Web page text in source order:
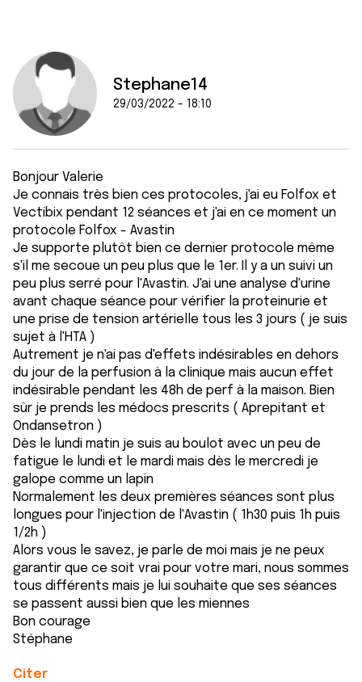
Stephane14
29/03/2022 - 18:10
Bonjour Valerie
Je connais très bien ces protocoles, j'ai eu Folfox et
Vectibix pendant 12 séances et j'ai en ce moment un
protocole Folfox - Avastin
Je supporte plutôt bien ce dernier protocole même
s'il me secoue un peu plus que le 1er. Il y a un suivi un
peu plus serré pour l'Avastin. J'ai une analyse d'urine
avant chaque séance pour vérifier la proteinurie et
une prise de tension artérielle tous les 3 jours ( je suis
sujet à l'HTA )
Autrement je n'ai pas d'effets indésirables en dehors
du jour de la perfusion à la clinique mais aucun effet
indésirable pendant les 48h de perf à la maison. Bien
sûr je prends les médocs prescrits ( Aprepitant et
Ondansetron )
Dès le lundi matin je suis au boulot avec un peu de
fatigue le lundi et le mardi mais dès le mercredi je
galope comme un lapin
Normalement les deux premières séances sont plus
longues pour l'injection de l'Avastin ( 1h30 puis 1h puis
1/2h )
Alors vous le savez, je parle de moi mais je ne peux
garantir que ce soit vrai pour votre mari, nous sommes
tous différents mais je lui souhaite que ses séances
se passent aussi bien que les miennes
Bon courage
Stéphane
Citer